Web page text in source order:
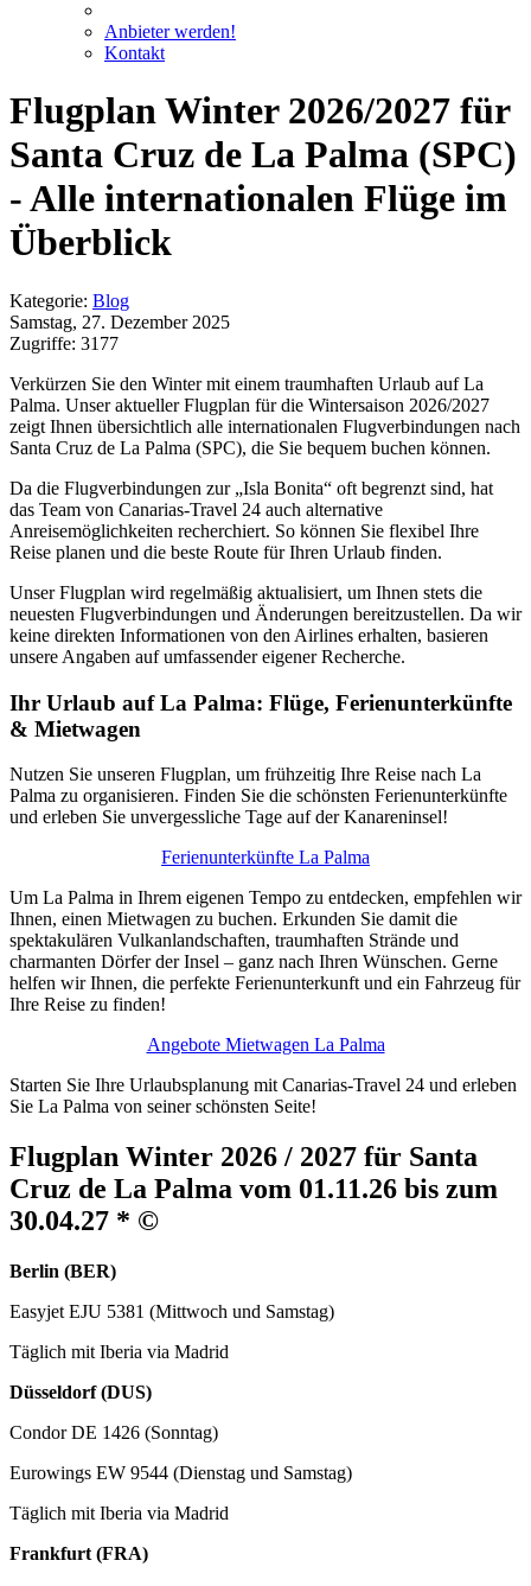
Anbieter werden!
Kontakt
Flugplan Winter 2026/2027 für
Santa Cruz de La Palma (SPC)
- Alle internationalen Flüge im
Überblick
Kategorie: Blog
Samstag, 27. Dezember 2025
Zugriffe: 3177
Verkürzen Sie den Winter mit einem traumhaften Urlaub auf La
Palma. Unser aktueller Flugplan für die Wintersaison 2026/2027
zeigt Ihnen übersichtlich alle internationalen Flugverbindungen nach
Santa Cruz de La Palma (SPC), die Sie bequem buchen können.
Da die Flugverbindungen zur „Isla Bonita“ oft begrenzt sind, hat
das Team von Canarias-Travel 24 auch alternative
Anreisemöglichkeiten recherchiert. So können Sie flexibel Ihre
Reise planen und die beste Route für Ihren Urlaub finden.
Unser Flugplan wird regelmäßig aktualisiert, um Ihnen stets die
neuesten Flugverbindungen und Änderungen bereitzustellen. Da wir
keine direkten Informationen von den Airlines erhalten, basieren
unsere Angaben auf umfassender eigener Recherche.
Ihr Urlaub auf La Palma: Flüge, Ferienunterkünfte
& Mietwagen
Nutzen Sie unseren Flugplan, um frühzeitig Ihre Reise nach La
Palma zu organisieren. Finden Sie die schönsten Ferienunterkünfte
und erleben Sie unvergessliche Tage auf der Kanareninsel!
Ferienunterkünfte La Palma
Um La Palma in Ihrem eigenen Tempo zu entdecken, empfehlen wir
Ihnen, einen Mietwagen zu buchen. Erkunden Sie damit die
spektakulären Vulkanlandschaften, traumhaften Strände und
charmanten Dörfer der Insel – ganz nach Ihren Wünschen. Gerne
helfen wir Ihnen, die perfekte Ferienunterkunft und ein Fahrzeug für
Ihre Reise zu finden!
Angebote Mietwagen La Palma
Starten Sie Ihre Urlaubsplanung mit Canarias-Travel 24 und erleben
Sie La Palma von seiner schönsten Seite!
Flugplan Winter 2026 / 2027 für Santa
Cruz de La Palma vom 01.11.26 bis zum
30.04.27 * ©
Berlin (BER)
Easyjet EJU 5381 (Mittwoch und Samstag)
Täglich mit Iberia via Madrid
Düsseldorf (DUS)
Condor DE 1426 (Sonntag)
Eurowings EW 9544 (Dienstag und Samstag)
Täglich mit Iberia via Madrid
Frankfurt (FRA)